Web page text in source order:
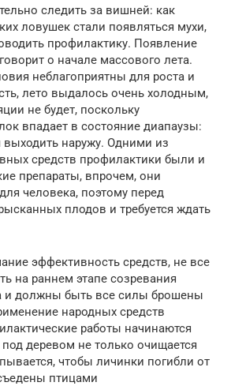
следить за вишней: как
ловушек стали появляться мухи,
профилактику. Появление
о начале массового лета.
неблагоприятны для роста и
лето выдалось очень холодным,
не будет, поскольку
впадает в состояние диапаузы:
выходить наружу. Одними из
средств профилактики были и
препараты, впрочем, они
человека, поэтому перед
плодов и требуется ждать
эффективность средств, не все
на раннем этапе созревания
и должны быть все силы брошены
народных средств
работы начинаются
деревом не только очищается
чтобы личинки погибли от
птицами